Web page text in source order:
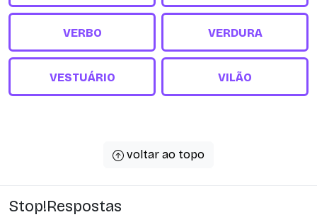
VERBO VERDURA
VESTUÁRIO VILÃO
voltar ao topo
Stop!Respostas